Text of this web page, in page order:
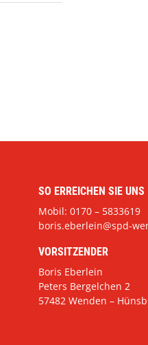
SO ERREICHEN SIE UNS
Mobil: 0170 – 5833619
boris.eberlein@spd-
VORSITZENDER
Boris Eberlein
Peters Bergelchen 2
57482 Wenden –